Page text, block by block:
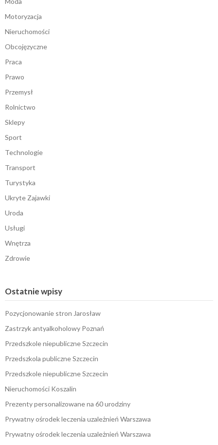
Motoryzacja
Nieruchomości
Obcojęzyczne
Praca
Prawo
Przemysł
Rolnictwo
Sklepy
Sport
Technologie
Transport
Turystyka
Ukryte Zajawki
Uroda
Usługi
Wnętrza
Zdrowie
Ostatnie wpisy
Pozycjonowanie stron Jarosław
Zastrzyk antyalkoholowy Poznań
Przedszkole niepubliczne Szczecin
Przedszkola publiczne Szczecin
Przedszkole niepubliczne Szczecin
Nieruchomości Koszalin
Prezenty personalizowane na 60 urodziny
Prywatny ośrodek leczenia uzależnień Warszawa
Prywatny ośrodek leczenia uzależnień Warszawa